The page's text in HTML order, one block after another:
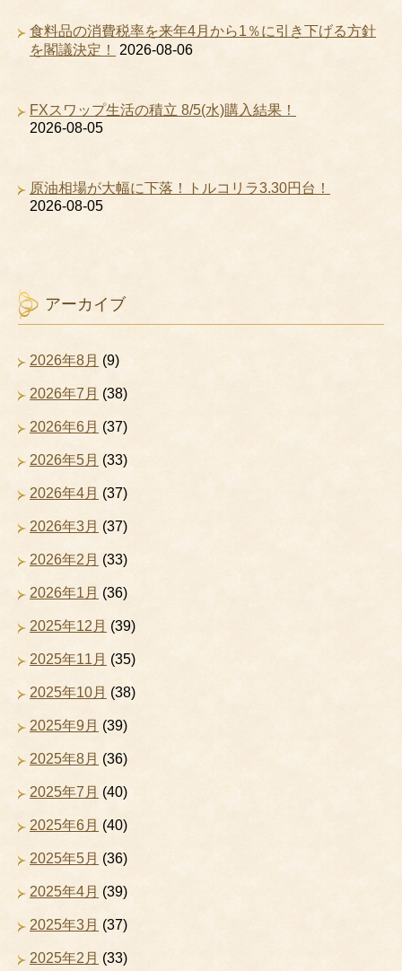
食料品の消費税率を来年4月から1％に引き下げる方針
を閣議決定！
2026-08-06
FXスワップ生活の積立 8/5(水)購入結果！
2026-08-05
原油相場が大幅に下落！トルコリラ3.30円台！
2026-08-05
アーカイブ
2026年8月 (9)
2026年7月 (38)
2026年6月 (37)
2026年5月 (33)
2026年4月 (37)
2026年3月 (37)
2026年2月 (33)
2026年1月 (36)
2025年12月 (39)
2025年11月 (35)
2025年10月 (38)
2025年9月 (39)
2025年8月 (36)
2025年7月 (40)
2025年6月 (40)
2025年5月 (36)
2025年4月 (39)
2025年3月 (37)
2025年2月 (33)